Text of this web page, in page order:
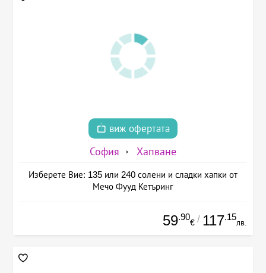
виж офертата
София Хапване
Изберете Вие: 135 или 240 солени и сладки хапки от
Мечо Фууд Кетъринг
59.90
€ / 117.15
лв.